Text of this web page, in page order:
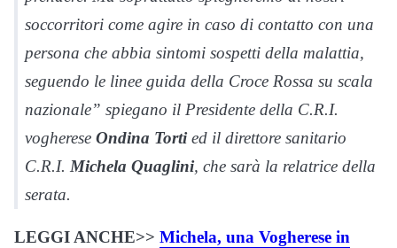
soccorritori come agire in caso di contatto con una
persona che abbia sintomi sospetti della malattia,
seguendo le linee guida della Croce Rossa su scala
nazionale” spiegano il Presidente della C.R.I.
vogherese Ondina Tortied il direttore sanitario
C.R.I.Michela Quaglini, che sarà la relatrice della
serata.
LEGGI ANCHE>> Michela, una Vogherese in